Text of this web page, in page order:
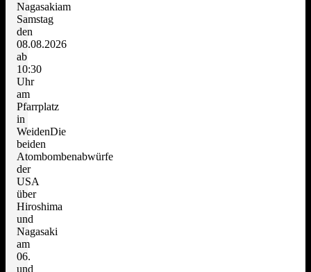
Nagasakiam
Samstag
den
08.08.2026
ab
10:30
Uhr
am
Pfarrplatz
in
WeidenDie
beiden
Atombombenabwürfe
der
USA
über
Hiroshima
und
Nagasaki
am
06.
und